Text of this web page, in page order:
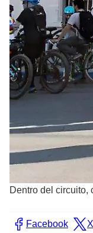
Dentro del circuito,
Facebook X